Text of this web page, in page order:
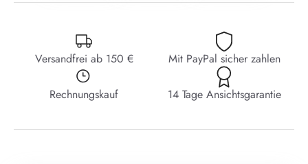
Versandfrei ab 150 € Mit PayPal sicher zahlen
Rechnungskauf 14 Tage Ansichtsgarantie